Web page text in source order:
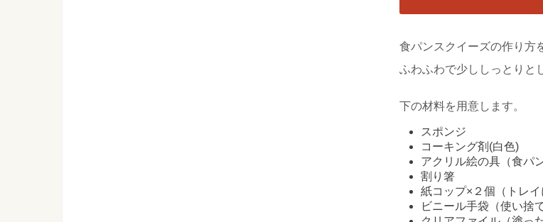
食パンスクイーズの作り方
ふわふわで少ししっとりと
下の材料を用意します。
スポンジ
コーキング剤(白色)
アクリル絵の具（食パ
割り箸
紙コップ×２個（トレ
ビニール手袋（使い捨